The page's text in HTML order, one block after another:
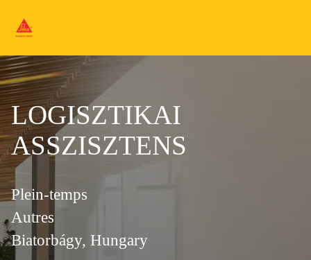
LOGISZTIKAI
ASSZISZTENS
Plein-temps
Autres
Biatorbágy, Hungary